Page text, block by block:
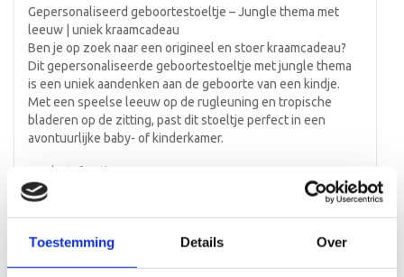
Toestemming Details Over
Gepersonaliseerd geboortestoeltje – Jungle thema met
leeuw | uniek kraamcadeau
Ben je op zoek naar een origineel en stoer kraamcadeau?
Dit gepersonaliseerde geboortestoeltje met jungle thema
is een uniek aandenken aan de geboorte van een kindje.
Met een speelse leeuw op de rugleuning en tropische
bladeren op de zitting, past dit stoeltje perfect in een
avontuurlijke baby- of kinderkamer.
Productafmetingen:
Breedte: 28 cm